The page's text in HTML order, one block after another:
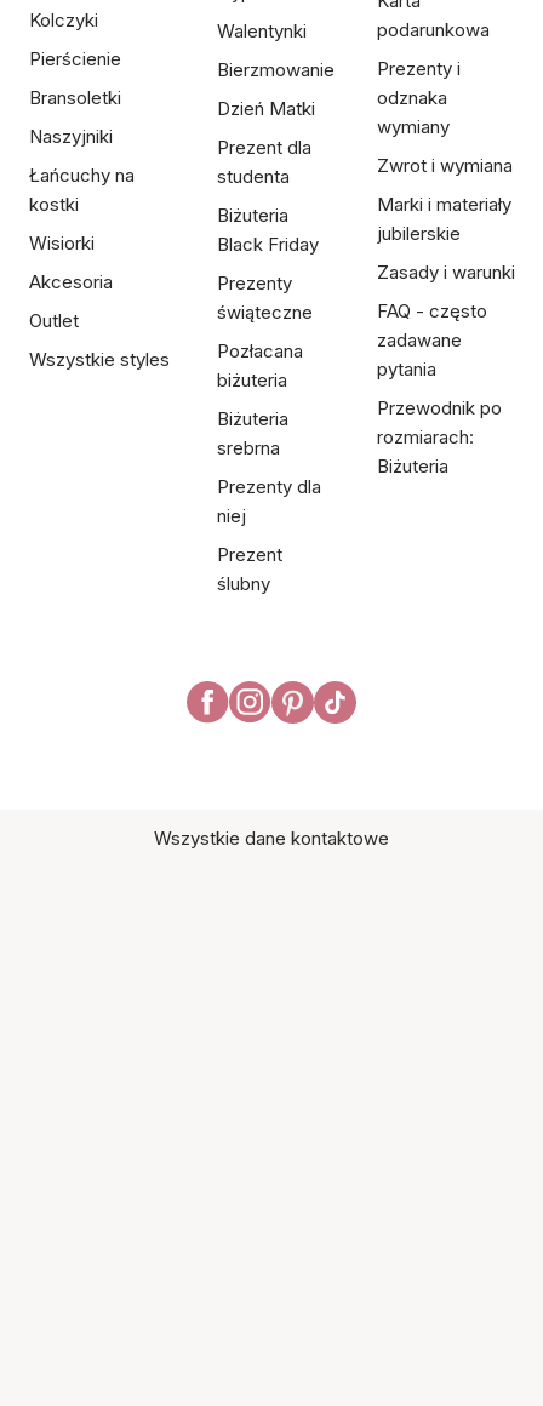
Kolczyki
Pierścienie
Bransoletki
Naszyjniki
Łańcuchy na
kostki
Wisiorki
Akcesoria
Outlet
Wszystkie styles
Walentynki
Bierzmowanie
Dzień Matki
Prezent dla
studenta
Biżuteria
Black Friday
Prezenty
świąteczne
Pozłacana
biżuteria
Biżuteria
srebrna
Prezenty dla
niej
Prezent
ślubny
podarunkowa
Prezenty i
odznaka
wymiany
Zwrot i wymiana
Marki i materiały
jubilerskie
Zasady i warunki
FAQ - często
zadawane
pytania
Przewodnik po
rozmiarach:
Biżuteria
Wszystkie dane kontaktowe